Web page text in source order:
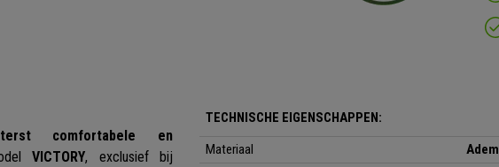
comfortabele en
VICTORY, exclusief bij
TECHNISCHE EIGENSCHAPPEN:
Materiaal